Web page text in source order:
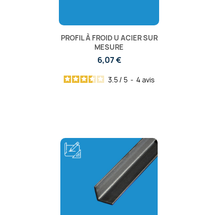
PROFIL À FROID U ACIER SUR
MESURE
6,07 €
3.5 / 5 - 4 avis